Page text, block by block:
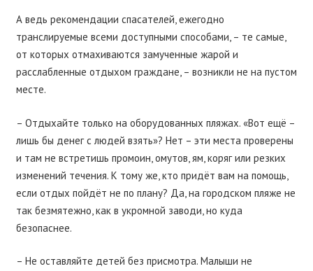
А ведь рекомендации спасателей, ежегодно
транслируемые всеми доступными способами, – те самые,
от которых отмахиваются замученные жарой и
расслабленные отдыхом граждане, – возникли не на пустом
месте.
– Отдыхайте только на оборудованных пляжах. «Вот ещё –
лишь бы денег с людей взять»? Нет – эти места проверены
и там не встретишь промоин, омутов, ям, коряг или резких
изменений течения. К тому же, кто придёт вам на помощь,
если отдых пойдёт не по плану? Да, на городском пляже не
так безмятежно, как в укромной заводи, но куда
безопаснее.
– Не оставляйте детей без присмотра. Малыши не